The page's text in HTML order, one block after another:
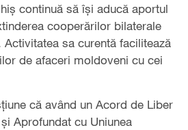
continuă să își aducă aportul
cooperărilor bilaterale
sa curentă facilitează
de afaceri moldoveni cu cei
că având un Acord de Liber
Aprofundat cu Uniunea